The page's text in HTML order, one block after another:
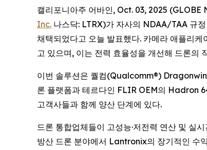
캘리포니아주 어바인, Oct. 03, 2025
Inc. 나스닥: LTRX)가 자사의 NDAA/TAA 규
채택되었다고 오늘 발표했다. 카메라 애플리
고 있으며, 이는 전력 효율성을 개선해 드론의
이번 솔루션은 퀄컴(Qualcomm®)
론 플랫폼과 테르다인 FLIR OEM의 Hadron
고객사들과 함께 양산 단계에 있다.
드론 통합업체들이 고성능·저전력 연산 및 실
방산 드론 분야에서 Lantronix의 장기적인 수